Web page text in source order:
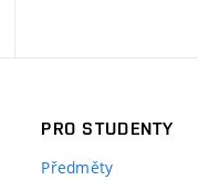
PRO STUDENTY
Předměty